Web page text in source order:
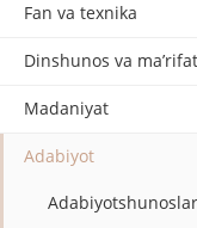
Fan va texnika
Dinshunos va
Madaniyat
Adabiyot
Adabiyotshunoslar